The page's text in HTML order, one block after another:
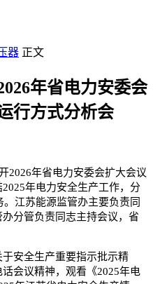
器 正文
年省电力安委会
行方式分析会
2026年省电力安委会扩大会议
年电力安全生产工作，分
江苏能源监管办主要负责同
分管负责同志主持会议，省
安全生产重要指示批示精
会议精神，观看《2025年电